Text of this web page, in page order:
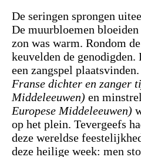
De seringen sprongen
De muurbloemen
zon was warm. Rondom
keuvelden de
een zangspel
Franse dichter en zanger
Middeleeuwen) en
Europese Middeleeuwen)
op het plein. Tevergeefs
deze wereldse
deze heilige week: men